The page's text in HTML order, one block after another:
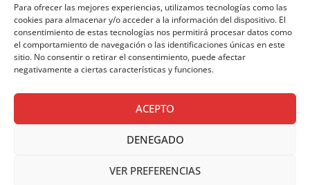
Para ofrecer las mejores experiencias, utilizamos tecnologías como las
cookies para almacenar y/o acceder a la información del dispositivo. El
consentimiento de estas tecnologías nos permitirá procesar datos como
el comportamiento de navegación o las identificaciones únicas en este
sitio. No consentir o retirar el consentimiento, puede afectar
negativamente a ciertas características y funciones.
ACEPTO
DENEGADO
VER PREFERENCIAS
AVISO LEGAL|POLÍTICA DE PRIVACIDAD|
POLÍTICA DE COOKIES